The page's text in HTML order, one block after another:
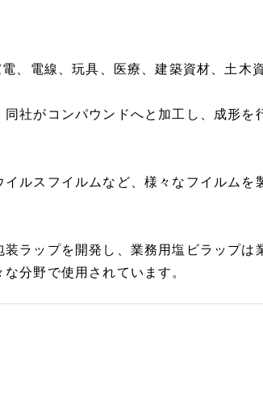
、電線、玩具、医療、建築資材、土木
社がコンパウンドへと加工し、成形を
ルスフイルムなど、様々なフイルムを
ラップを開発し、業務用塩ビラップは
分野で使用されています。